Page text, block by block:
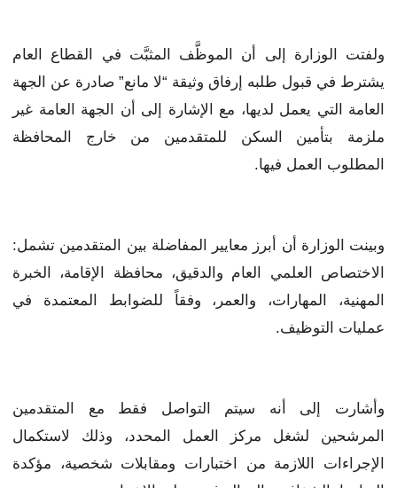
ولفتت الوزارة إلى أن الموظَّف المثبَّت في القطاع العام
يشترط في قبول طلبه إرفاق وثيقة “لا مانع” صادرة عن الجهة
العامة التي يعمل لديها، مع الإشارة إلى أن الجهة العامة غير
ملزمة بتأمين السكن للمتقدمين من خارج المحافظة
المطلوب العمل فيها.
وبينت الوزارة أن أبرز معايير المفاضلة بين المتقدمين تشمل:
الاختصاص العلمي العام والدقيق، محافظة الإقامة، الخبرة
المهنية، المهارات، والعمر، وفقاً للضوابط المعتمدة في
عمليات التوظيف.
وأشارت إلى أنه سيتم التواصل فقط مع المتقدمين
المرشحين لشغل مركز العمل المحدد، وذلك لاستكمال
الإجراءات اللازمة من اختبارات ومقابلات شخصية، مؤكدة